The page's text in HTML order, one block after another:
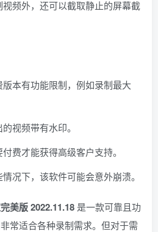
视频外，还可以截取静止的屏幕截
版本有功能限制，例如录制最大
视频带有水印。
费才能获得高级客户支持。
况下，该软件可能会意外崩溃。
美版 2022.11.18 是一款可靠且功
常适合各种录制需求。但对于需